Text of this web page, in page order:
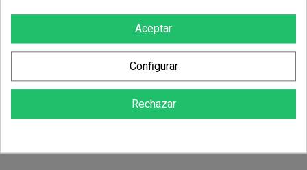
Abrigo Mujer VIENA
28,44 €
Aceptar
Configurar
Rechazar